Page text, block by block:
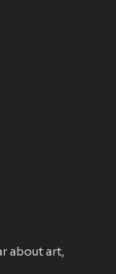
about art,